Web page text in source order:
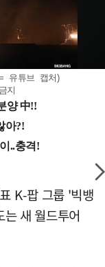
유튜브 캡처)
지
K-팝 그룹 '빅뱅
새 월드투어